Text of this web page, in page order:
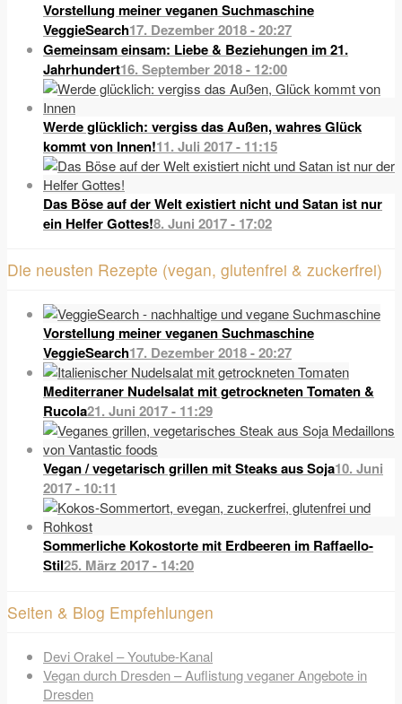
Vorstellung meiner veganen Suchmaschine
VeggieSearch17. Dezember 2018 - 20:27
Gemeinsam einsam: Liebe & Beziehungen im 21.
Jahrhundert16. September 2018 - 12:00
Werde glücklich: vergiss das Außen, wahres Glück
kommt von Innen!11. Juli 2017 - 11:15
Das Böse auf der Welt existiert nicht und Satan ist nur
ein Helfer Gottes!8. Juni 2017 - 17:02
Die neusten Rezepte (vegan, glutenfrei & zuckerfrei)
Vorstellung meiner veganen Suchmaschine
VeggieSearch17. Dezember 2018 - 20:27
Mediterraner Nudelsalat mit getrockneten Tomaten &
Rucola21. Juni 2017 - 11:29
Vegan / vegetarisch grillen mit Steaks aus Soja10. Juni
2017 - 10:11
Sommerliche Kokostorte mit Erdbeeren im Raffaello-
Stil25. März 2017 - 14:20
Seiten & Blog Empfehlungen
Devi Orakel – Youtube-Kanal
Vegan durch Dresden – Auflistung veganer Angebote in
Dresden